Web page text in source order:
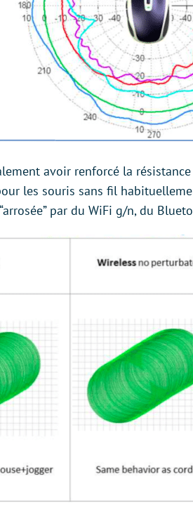
avoir renforcé la
les souris sans fil
par du WiFi g/n, du